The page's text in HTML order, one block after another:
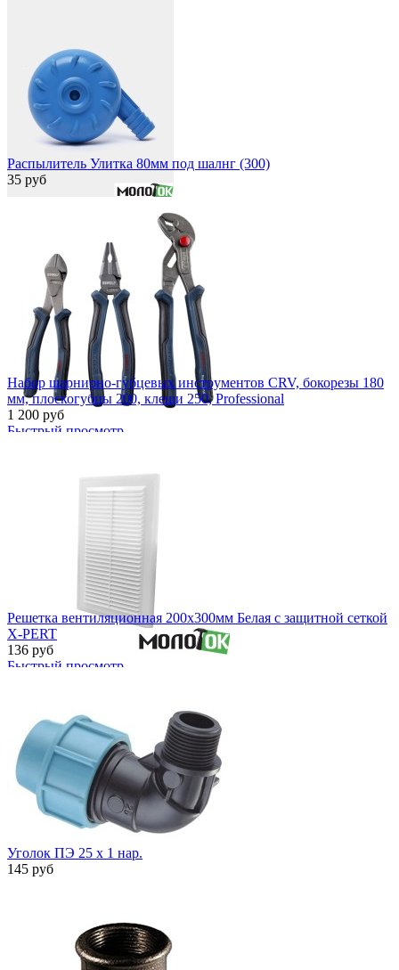
Распылитель Улитка 80мм под шалнг (300)
35 руб
Быстрый просмотр
Набор шарнирно-губцевых инструментов CRV, бокорезы 180
мм, плоскогубцы 200, клещи 250, Professional
1 200 руб
Быстрый просмотр
Решетка вентиляционная 200х300мм Белая с защитной сеткой
X-PERT
136 руб
Уголок ПЭ 25 х 1 нар.
145 руб